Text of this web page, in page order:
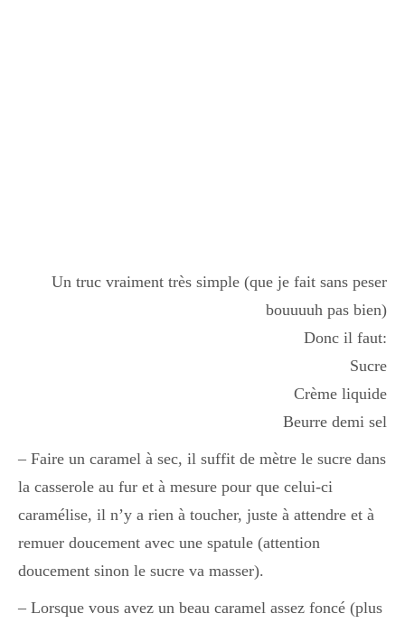
Un truc vraiment très simple (que je fait sans peser
bouuuuh pas bien)
Donc il faut:
Sucre
Crème liquide
Beurre demi sel
– Faire un caramel à sec, il suffit de mètre le sucre dans
la casserole au fur et à mesure pour que celui-ci
caramélise, il n’y a rien à toucher, juste à attendre et à
remuer doucement avec une spatule (attention
doucement sinon le sucre va masser).
– Lorsque vous avez un beau caramel assez foncé (plus